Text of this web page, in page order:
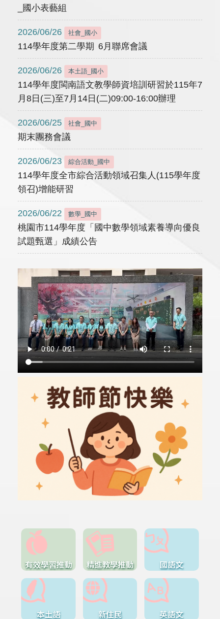
_國小表藝組
2026/06/26 社會_國小
114學年度第二學期 6月聯席會議
2026/06/26 本土語_國小
114學年度閩南語文教學師資培訓研習於115年7
月8日(三)至7月14日(二)09:00-16:00辦理
2026/06/25 社會_國中
期末團務會議
2026/06/23 綜合活動_國中
114學年度全市綜合活動領域召集人(115學年度
領召)增能研習
2026/06/22 數學_國中
桃園市114學年度「國中數學領域素養導向優良
試題甄選」成績公告
有效學習推動 精進教學推動 國語文
本土語 新住民 英語文